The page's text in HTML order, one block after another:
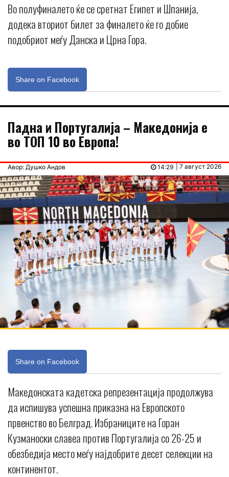
Во полуфиналето ќе се сретнат Египет и Шпанија,
додека вториот билет за финалето ќе го добие
подобриот меѓу Данска и Црна Гора.
Share on Facebook
Падна и Португалија – Македонија е
во ТОП 10 во Европа!
Авор: Душко Андов | 7 август 2026
14:29
Share on Facebook
Македонската кадетска репрезентација продолжува
да испишува успешна приказна на Европското
првенство во Белград. Избраниците на Горан
Кузманоски славеа против Португалија со 26-25 и
обезбедија место меѓу најдобрите десет селекции на
континентот.